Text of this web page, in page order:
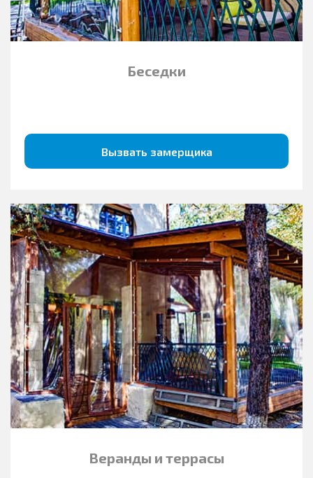
Беседки
Вызвать замерщика
Веранды и террасы